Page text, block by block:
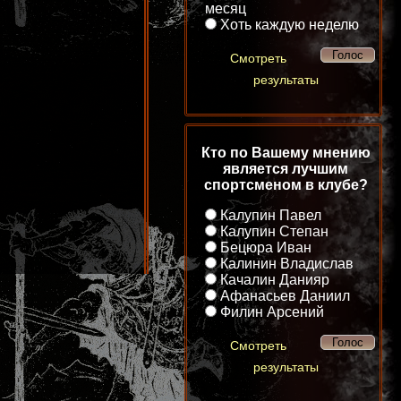
месяц
Хоть каждую неделю
Смотреть
результаты
Кто по Вашему мнению
является лучшим
спортсменом в клубе?
Калупин Павел
Калупин Степан
Бецюра Иван
Калинин Владислав
Качалин Данияр
Афанасьев Даниил
Филин Арсений
Смотреть
результаты